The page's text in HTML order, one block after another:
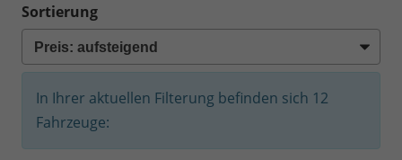
Sortierung
In Ihrer aktuellen Filterung befinden sich 12
Fahrzeuge: